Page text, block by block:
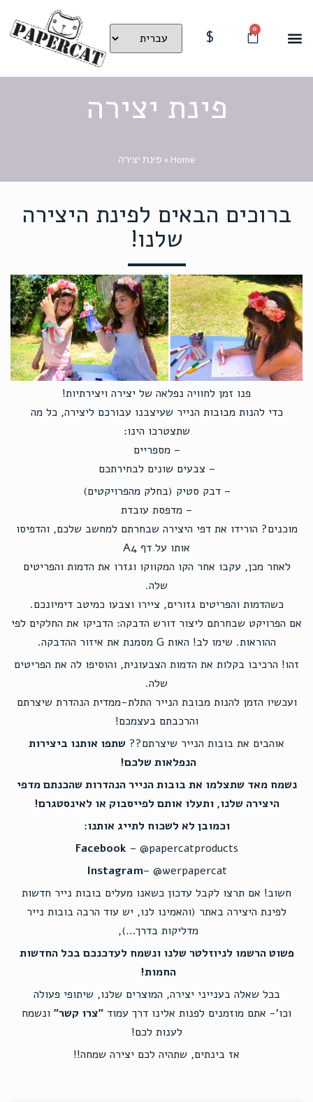
0
$
פינת יצירה
Home
» פינת יצירה
ברוכים הבאים לפינת היצירה
שלנו!
פנו זמן לחוויה נפלאה של יצירה ויצירתיות!
כדי להנות מבובות הנייר שעיצבנו עבורכם ליצירה, כל מה
שתצטרכו הינו:
– מספריים
– צבעים שונים לבחירתכם
– דבק סטיק (בחלק מהפרויקטים)
– מדפסת עובדת
מוכנים? הורידו את דפי היצירה שבחרתם למחשב שלכם, והדפיסו
אותו על דף A4
לאחר מכן, עקבו אחר הקו המקווקו וגזרו את הדמות והפריטים
שלה.
כשהדמות והפריטים גזורים, ציירו וצבעו כמיטב דימיונכם.
אם הפרויקט שבחרתם ליצור דורש הדבקה: הדביקו את החלקים לפי
ההוראות. שימו לב! האות G מסמנת את איזור ההדבקה.
זהו! הרכיבו בקלות את הדמות הצבעונית, והוסיפו לה את הפריטים
שלה.
ועכשיו הזמן להנות מבובת הנייר התלת-ממדית הנהדרת שיצרתם
והרכבתם בעצמכם!
אוהבים את בובות הנייר שיצרתם?? שתפו אותנו ביצירות
הנפלאות שלכם!
נשמח מאד שתצלמו את בובות הנייר הנהדרות שהכנתם מדפי
היצירה שלנו, ותעלו אותם לפייסבוק או לאינסטגרם!
וכמובן לא לשכוח לתייג אותנו:
Facebook – @papercatproducts
Instagram– @werpapercat
חשוב! אם תרצו לקבל עדכון כשאנו מעלים בובות נייר חדשות
לפינת היצירה באתר (והאמינו לנו, יש עוד הרבה בובות נייר
מדליקות בדרך…),
פשוט הרשמו לניוזלטר שלנו ונשמח לעדכנכם בכל החדשות
החמות!
בכל שאלה בענייני יצירה, המוצרים שלנו, שיתופי פעולה
וכו'- אתם מוזמנים לפנות אלינו דרך עמוד "צרו קשר" ונשמח
לענות לכם!
אז בינתים, שתהיה לכם יצירה שמחה!!